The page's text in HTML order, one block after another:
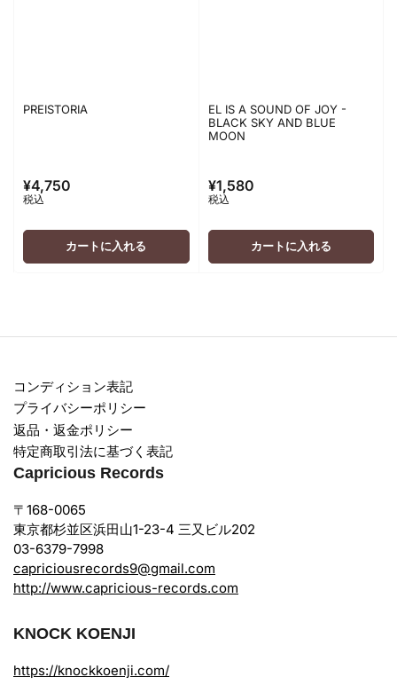
PREISTORIA
通
常
価
¥4,750
税込
カートに入れる
EL IS A SOUND OF JOY -
BLACK SKY AND BLUE
MOON
通
常
価
¥1,580
税込
カートに入れる
コンディション表記
プライバシーポリシー
返品・返金ポリシー
特定商取引法に基づく表記
Capricious Records
〒168-0065
東京都杉並区浜田山1-23-4 三又ビル202
03-6379-7998
capriciousrecords9@gmail.com
http://www.capricious-records.com
KNOCK KOENJI
https://knockkoenji.com/